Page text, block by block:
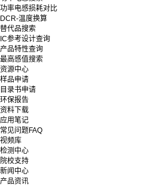
功率电感损耗对比
DCR-温度换算
替代品搜索
IC参考设计查询
产品特性查询
最高感值搜索
资源中心
样品申请
目录书申请
环保报告
资料下载
应用笔记
常见问题FAQ
视频库
检测中心
院校支持
新闻中心
产品资讯